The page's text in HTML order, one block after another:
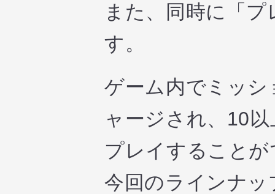
また、同時に「
す。
ゲーム内でミッ
ャージされ、10
プレイすること
今回のラインナ